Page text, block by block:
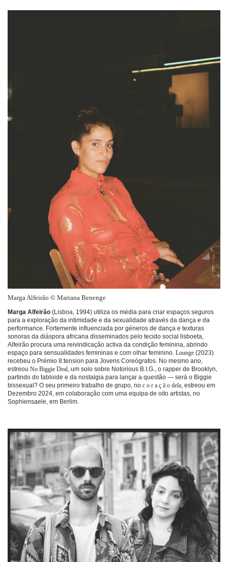
Marga Alfeirão © Mariana Benenge
Marga Alfeirão (Lisboa, 1994) utiliza os média para criar espaços seguros
para a exploração da intimidade e da sexualidade através da dança e da
performance. Fortemente influenciada por géneros de dança e texturas
sonoras da diáspora africana disseminados pelo tecido social lisboeta,
Alfeirão procura uma reivindicação activa da condição feminina, abrindo
espaço para sensualidades femininas e com olhar feminino. Lounge (2023)
recebeu o Prémio 8:tension para Jovens Coreógrafos. No mesmo ano,
estreou No Biggie Deal , um solo sobre Notorious B.I.G., o rapper de Brooklyn,
partindo do tabloide e da nostalgia para lançar a questão — será o Biggie
bissexual? O seu primeiro trabalho de grupo, no c o r a ç ã o dela , estreou em
Dezembro 2024, em colaboração com uma equipa de oito artistas, no
Sophiensaele, em Berlim.